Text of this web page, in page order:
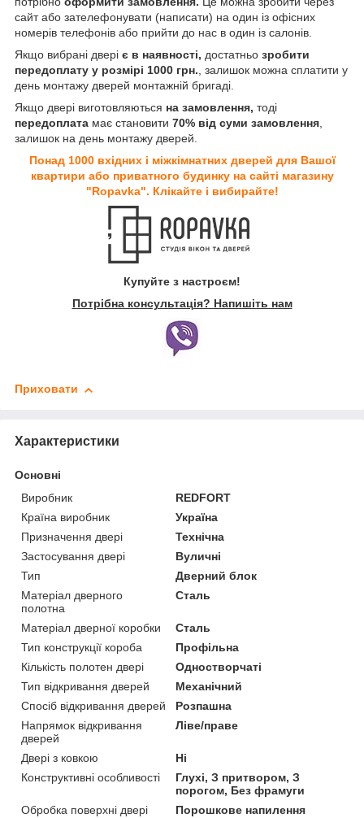
сайт або зателефонувати (написати) на один із офісних
номерів телефонів або прийти до нас в один із салонів.
Якщо вибрані двері є в наявності, достатньо зробити
передоплату у розмірі 1000 грн. , залишок можна сплатити у
день монтажу дверей монтажній бригаді.
Якщо двері виготовляються на замовлення, тоді
передоплата має становити 70% від суми замовлення
залишок на день монтажу дверей.
Понад 1000 вхідних і міжкімнатних дверей для Вашої
квартири або приватного будинку на сайті магазину
"Ropavka". Клікайте і вибирайте!
Купуйте з настроєм!
Потрібна консультація? Напишіть нам
Приховати
Характеристики
Основні
Виробник
REDFORT
Країна виробник
Україна
Призначення двері
Технічна
Застосування двері
Вуличні
Тип
Дверний блок
Матеріал дверного
полотна
Сталь
Матеріал дверної коробки
Сталь
Тип конструкції короба
Профільна
Кількість полотен двері
Одностворчаті
Тип відкривання дверей
Механічний
Спосіб відкривання дверей
Розпашна
Напрямок відкривання
дверей
Ліве/праве
Двері з ковкою
Ні
Конструктивні особливості
Глухі, З притвором, З
порогом, Без фрамуги
Обробка поверхні двері
Порошкове напилення